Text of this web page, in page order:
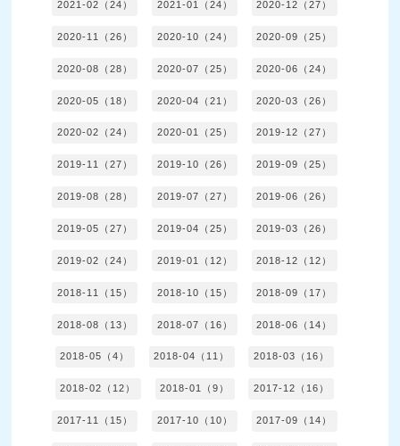
2021-02（24） 2021-01（24） 2020-12（27）
2020-11（26） 2020-10（24） 2020-09（25）
2020-08（28） 2020-07（25） 2020-06（24）
2020-05（18） 2020-04（21） 2020-03（26）
2020-02（24） 2020-01（25） 2019-12（27）
2019-11（27） 2019-10（26） 2019-09（25）
2019-08（28） 2019-07（27） 2019-06（26）
2019-05（27） 2019-04（25） 2019-03（26）
2019-02（24） 2019-01（12） 2018-12（12）
2018-11（15） 2018-10（15） 2018-09（17）
2018-08（13） 2018-07（16） 2018-06（14）
2018-05（4） 2018-04（11） 2018-03（16）
2018-02（12） 2018-01（9） 2017-12（16）
2017-11（15） 2017-10（10） 2017-09（14）